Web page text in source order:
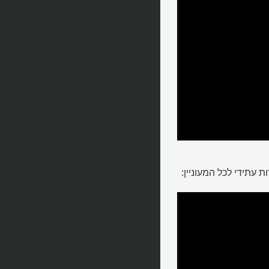
לכל המעוניין: